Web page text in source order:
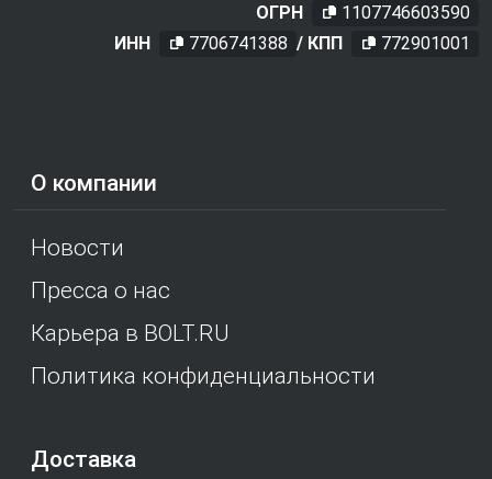
О компании
Новости
Пресса о нас
Карьера в BOLT.RU
Политика конфиденциальности
Доставка
ОГРН
1107746603590
ИНН
7706741388 / КПП 772901001